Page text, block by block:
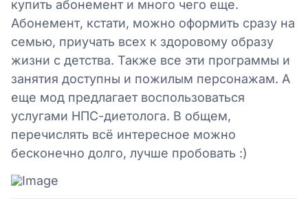
купить абонемент и много чего еще.
Абонемент, кстати, можно оформить сразу на
семью, приучать всех к здоровому образу
жизни с детства. Также все эти программы и
занятия доступны и пожилым персонажам. А
еще мод предлагает воспользоваться
услугами НПС-диетолога. В общем,
перечислять всё интересное можно
бесконечно долго, лучше пробовать :)